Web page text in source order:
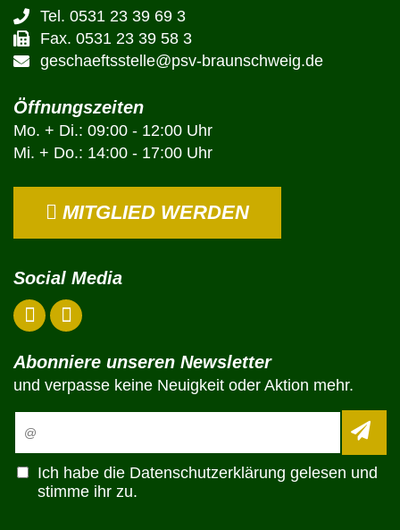
Tel. 0531 23 39 69 3
Fax. 0531 23 39 58 3
geschaeftsstelle@psv-braunschweig.de
Öffnungszeiten
Mo. + Di.: 09:00 - 12:00 Uhr
Mi. + Do.: 14:00 - 17:00 Uhr
MITGLIED WERDEN
Social Media
Abonniere unseren Newsletter
und verpasse keine Neuigkeit oder Aktion mehr.
Ich habe die Datenschutzerklärung gelesen und
stimme ihr zu.